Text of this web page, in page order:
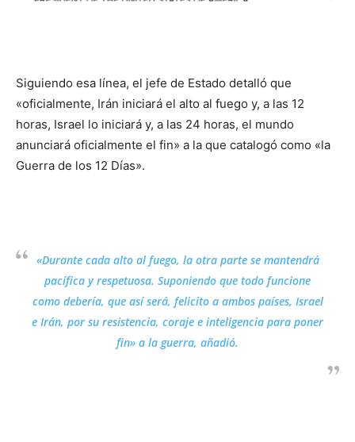
Siguiendo esa línea, el jefe de Estado detalló que
«oficialmente, Irán iniciará el alto al fuego y, a las 12
horas, Israel lo iniciará y, a las 24 horas, el mundo
anunciará oficialmente el fin» a la que catalogó como «la
Guerra de los 12 Días».
«Durante cada alto al fuego, la otra parte se mantendrá
pacífica y respetuosa. Suponiendo que todo funcione
como debería, que así será, felicito a ambos países, Israel
e Irán, por su resistencia, coraje e inteligencia para poner
fin» a la guerra, añadió.